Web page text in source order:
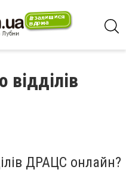
відділів
ДРАЦС онлайн?